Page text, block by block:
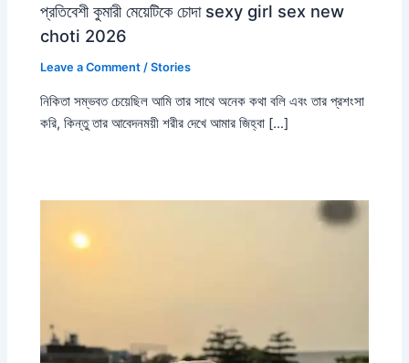
প্রতিবেশী কুমারী মেয়েটিকে চোদা sexy girl sex new
choti 2026
Leave a Comment /Stories
নিকিতা সম্ভবত চেয়েছিল আমি তার সাথে অনেক কথা বলি এবং তার প্রশংসা
করি, কিন্তু তার আবেদনময়ী শরীর দেখে আমার জিহ্বা […]